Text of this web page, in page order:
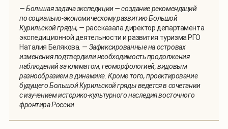
— Большая задача экспедиции — создание рекомендаций
по социально-экономическому развитию Большой
Курильской гряды, — рассказала директор департамента
экспедиционной деятельности и развития туризма РГО
Наталия Белякова . — Зафиксированные на островах
изменения подтвердили необходимость продолжения
наблюдений за климатом, геоморфологией, видовым
разнообразием в динамике. Кроме того, проектирование
будущего Большой Курильской гряды ведется в сочетании
с изучением историко-культурного наследия восточного
фронтира России.